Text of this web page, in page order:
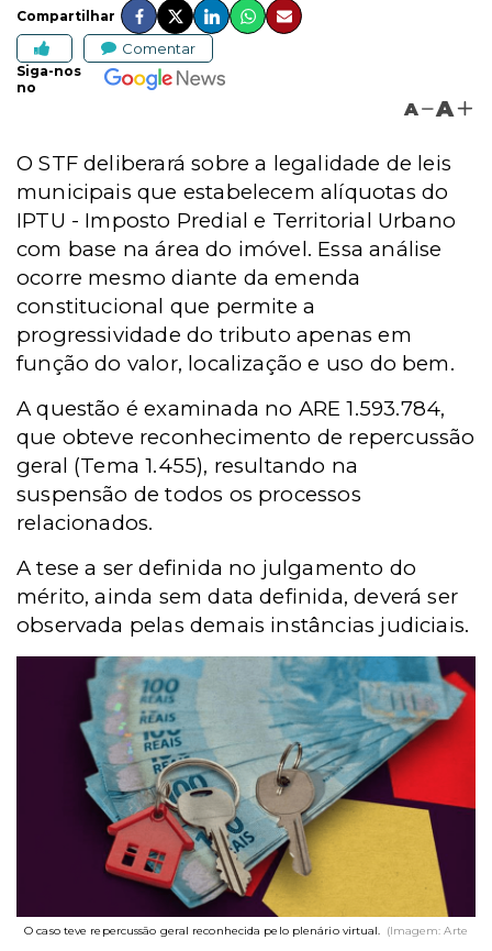
Compartilhar
Comentar
Siga-nos
no
A A
O STF deliberará sobre a legalidade de leis
municipais que estabelecem alíquotas do
IPTU - Imposto Predial e Territorial Urbano
com base na área do imóvel. Essa análise
ocorre mesmo diante da emenda
constitucional que permite a
progressividade do tributo apenas em
função do valor, localização e uso do bem.
A questão é examinada no ARE 1.593.784,
que obteve reconhecimento de repercussão
geral (Tema 1.455), resultando na
suspensão de todos os processos
relacionados.
A tese a ser definida no julgamento do
mérito, ainda sem data definida, deverá ser
observada pelas demais instâncias judiciais.
O caso teve repercussão geral reconhecida pelo plenário virtual. (Imagem: Arte